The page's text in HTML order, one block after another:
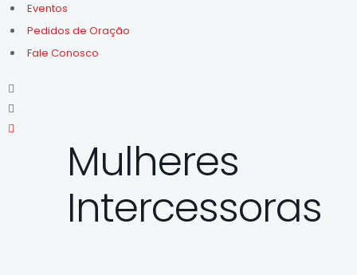
Eventos
Pedidos de Oração
Fale Conosco
Mulheres
Intercessoras